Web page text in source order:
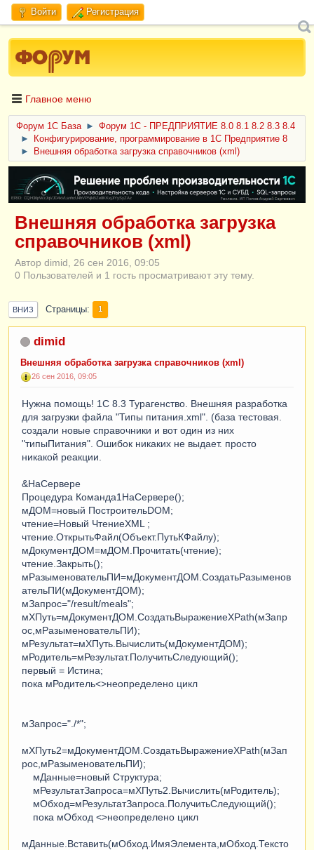
Войти Регистрация
Главное меню
Форум 1C База ►
Форум 1С - ПРЕДПРИЯТИЕ 8.0 8.1 8.2 8.3 8.4
►
Конфигурирование, программирование в 1С Предприятие 8
►
Внешняя обработка загрузка справочников (xml)
ERID: CQH36pWzJqVJD4xVLsnhcU4hVPNjkBZe8KKxjJiYySyZAz
Внешняя обработка загрузка
справочников (xml)
Автор dimid, 26 сен 2016, 09:05
0 Пользователей и 1 гость просматривают эту тему.
ВНИЗ Страницы 1
dimid
Внешняя обработка загрузка справочников (xml)
26 сен 2016, 09:05
Нужна помощь! 1С 8.3 Турагенство. Внешняя разработка
для загрузки файла "Типы питания.xml". (база тестовая.
создали новые справочники и вот один из них
"типыПитания". Ошибок никаких не выдает. просто
никакой реакции.
&НаСервере
Процедура Команда1НаСервере();
мДОМ=новый ПостроительDOM;
чтение=Новый ЧтениеXML ;
чтение.ОткрытьФайл(Объект.ПутьКФайлу);
мДокументДОМ=мДОМ.Прочитать(чтение);
чтение.Закрыть();
мРазыменовательПИ=мДокументДОМ.СоздатьРазыменов
ательПИ(мДокументДОМ);
мЗапрос="/result/meals";
мХПуть=мДокументДОМ.СоздатьВыражениеXPath(мЗапр
ос,мРазыменовательПИ);
мРезультат=мХПуть.Вычислить(мДокументДОМ);
мРодитель=мРезультат.ПолучитьСледующий();
первый = Истина;
пока мРодитель<>неопределено цикл
мЗапрос="./*";
мХПуть2=мДокументДОМ.СоздатьВыражениеXPath(мЗап
рос,мРазыменовательПИ);
мДанные=новый Структура;
мРезультатЗапроса=мХПуть2.Вычислить(мРодитель);
мОбход=мРезультатЗапроса.ПолучитьСледующий();
пока мОбход <>неопределено цикл
мДанные.Вставить(мОбход.ИмяЭлемента,мОбход.Тексто